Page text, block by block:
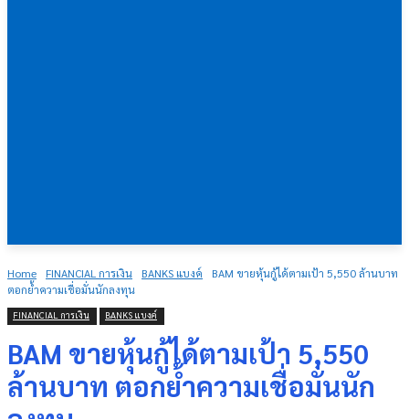
Home FINANCIAL การเงิน BANKS แบงค์
BAM ขายหุ้นกู้ได้ตามเป้า 5,550 ล้านบาท
ตอกย้ำความเชื่อมั่นนักลงทุน
FINANCIAL การเงิน BANKS แบงค์
BAM ขายหุ้นกู้ได้ตามเป้า 5,550
ล้านบาท ตอกย้ำความเชื่อมั่นนัก